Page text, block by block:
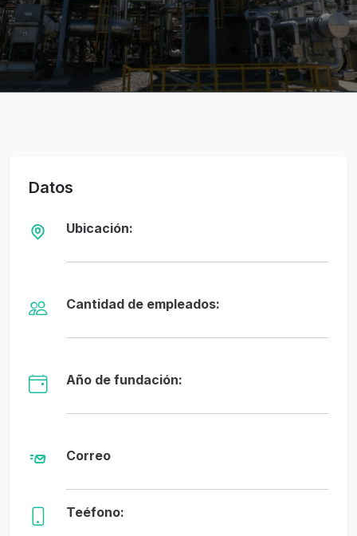
Datos
Ubicación:
Cantidad de empleados:
Año de fundación:
Correo
Teéfono: